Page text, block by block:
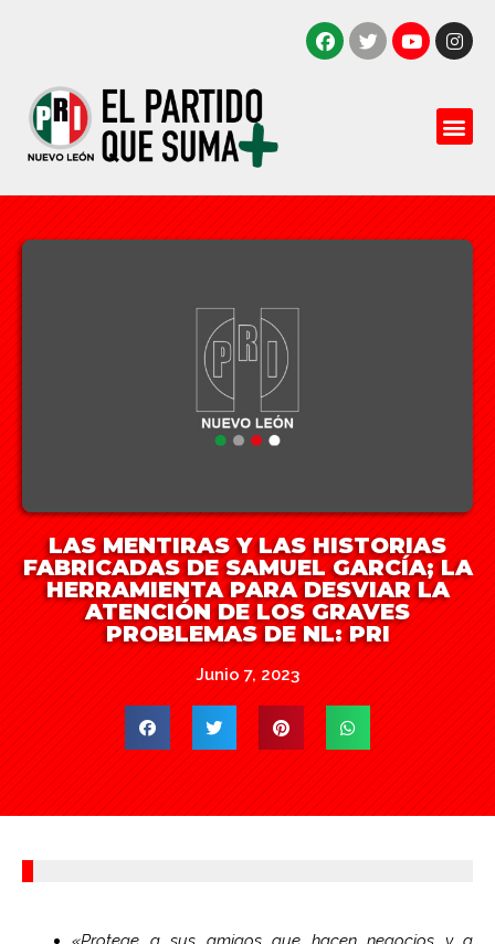
LAS MENTIRAS Y LAS HISTORIAS
FABRICADAS DE SAMUEL GARCÍA; LA
HERRAMIENTA PARA DESVIAR LA
ATENCIÓN DE LOS GRAVES
PROBLEMAS DE NL: PRI
Junio 7, 2023